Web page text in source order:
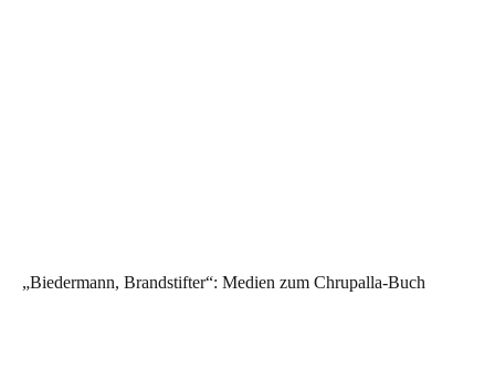
„Biedermann, Brandstifter“: Medien zum Chrupalla-Buch